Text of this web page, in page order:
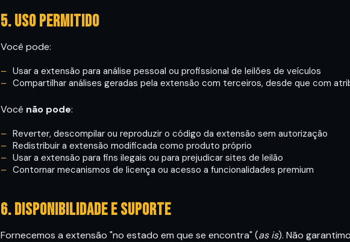
5. Uso permitido
Você pode:
Usar a extensão para análise pessoal ou profissional de leilões de veículos
Compartilhar análises geradas pela extensão com terceiros, desde que com
Você não pode:
Reverter, descompilar ou reproduzir o código da extensão sem autorização
Redistribuir a extensão modificada como produto próprio
Usar a extensão para fins ilegais ou para prejudicar sites de leilão
Contornar mecanismos de licença ou acesso a funcionalidades premium
6. Disponibilidade e suporte
Fornecemos a extensão "no estado em que se encontra" (as is). Não